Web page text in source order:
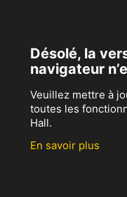
Désolé, la
navigateur
Veuillez mettre à
toutes les
Hall.
En savoir plus